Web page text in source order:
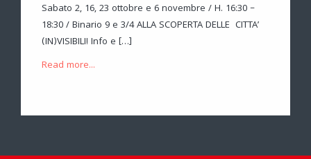
Sabato 2, 16, 23 ottobre e 6 novembre / H. 16:30 –
18:30 / Binario 9 e 3/4 ALLA SCOPERTA DELLE CITTA’
(IN)VISIBILI! Info e […]
Read more...